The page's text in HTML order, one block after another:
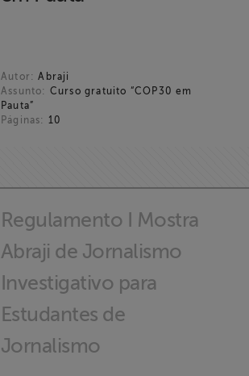
Autor: Abraji
Assunto: Curso gratuito “COP30 em
Pauta”
Páginas: 10
Regulamento I Mostra
Abraji de Jornalismo
Investigativo para
Estudantes de
Jornalismo